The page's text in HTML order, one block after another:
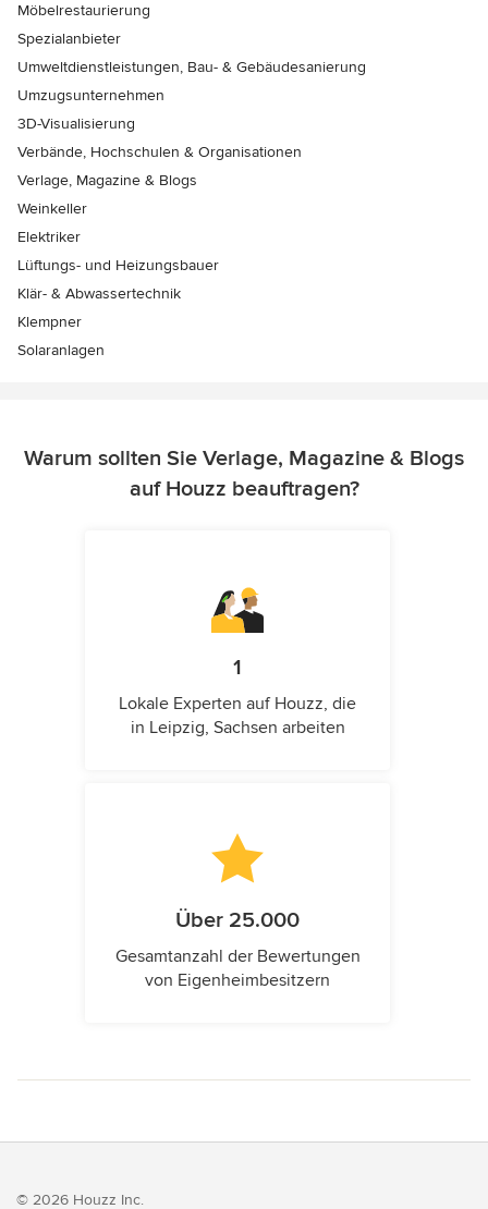
Möbelrestaurierung
Spezialanbieter
Umweltdienstleistungen, Bau- & Gebäudesanierung
Umzugsunternehmen
3D-Visualisierung
Verbände, Hochschulen & Organisationen
Verlage, Magazine & Blogs
Weinkeller
Elektriker
Lüftungs- und Heizungsbauer
Klär- & Abwassertechnik
Klempner
Solaranlagen
Warum sollten Sie Verlage, Magazine & Blogs
auf Houzz beauftragen?
1
Lokale Experten auf Houzz, die
in Leipzig, Sachsen arbeiten
Über 25.000
Gesamtanzahl der Bewertungen
von Eigenheimbesitzern
© 2026 Houzz Inc.